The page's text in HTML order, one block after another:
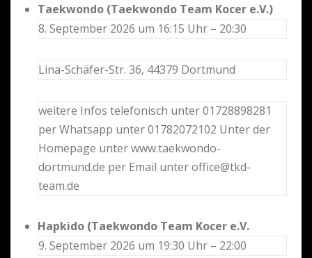
Taekwondo (Taekwondo Team Kocer e.V.)
8. September 2026 um 16:15 Uhr – 20:30
Lina-Schäfer-Str. 36, 44379 Dortmund
weitere Infos telefonisch unter 01728898281
per Whatsapp unter 01782072102 Unter der
Homepage unter www.taekwondo-
dortmund.de per Email unter office@tkd-
team.de
Hapkido (Taekwondo Team Kocer e.V.
9. September 2026 um 19:30 Uhr – 22:00